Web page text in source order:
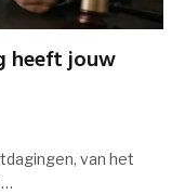
heeft jouw
van het